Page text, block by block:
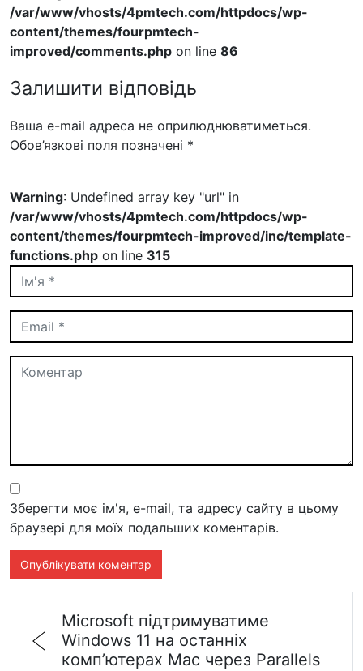
/var/www/vhosts/4pmtech.com/httpdocs/wp-
content/themes/fourpmtech-
improved/comments.php on line 86
Залишити відповідь
Ваша e-mail адреса не оприлюднюватиметься.
Обов’язкові поля позначені *
Warning: Undefined array key "url" in
/var/www/vhosts/4pmtech.com/httpdocs/wp-
content/themes/fourpmtech-improved/inc/template-
functions.php on line 315
Зберегти моє ім'я, e-mail, та адресу сайту в цьому
браузері для моїх подальших коментарів.
Microsoft підтримуватиме
Windows 11 на останніх
комп’ютерах Mac через Parallels